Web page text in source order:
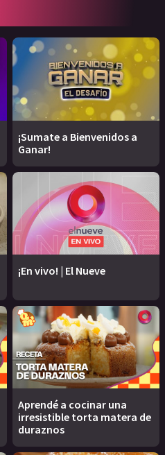
¡Sumate a Bienvenidos a
Ganar!
¡En vivo! | El Nueve
Aprendé a cocinar una
irresistible torta matera de
duraznos